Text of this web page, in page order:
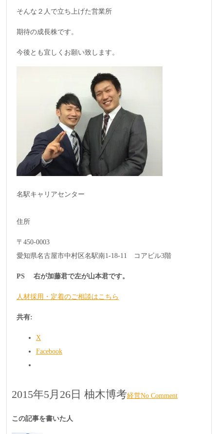
そんな２人で立ち上げた営業所
期待の成長株です。
今後とも宜しくお願い致します。
名駅キャリアセンター
住所
〒450-0003
愛知県名古屋市中村区名駅南1-18-11 コアビル3階
PS 右が加藤君で左が山本君です。
人材採用・定着のご相談はこちら
共有:
X
Facebook
2015年5月26日 柚木博考経営No Comment
この記事を書いた人